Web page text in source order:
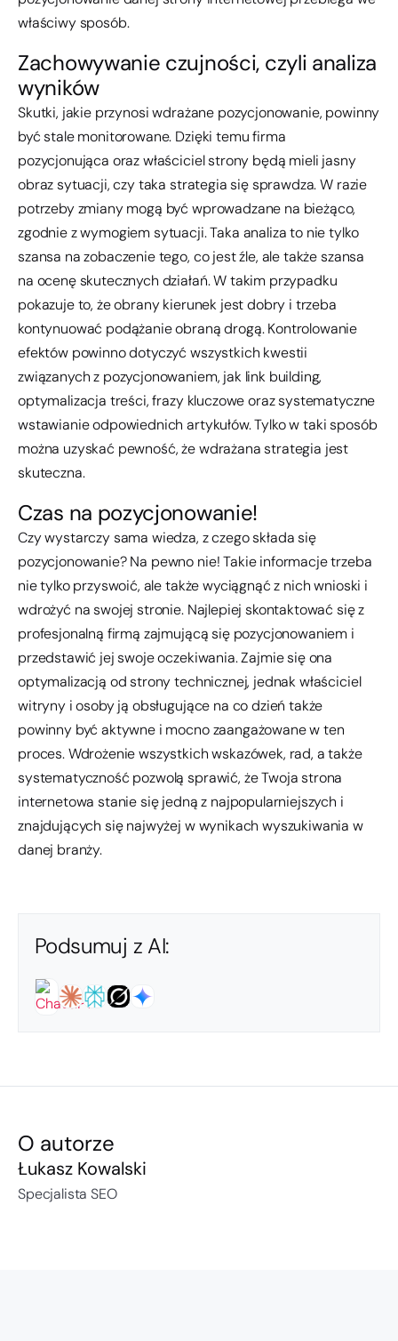
właściwy sposób.
Zachowywanie czujności, czyli analiza
wyników
Skutki, jakie przynosi wdrażane pozycjonowanie, powinny
być stale monitorowane. Dzięki temu firma
pozycjonująca oraz właściciel strony będą mieli jasny
obraz sytuacji, czy taka strategia się sprawdza. W razie
potrzeby zmiany mogą być wprowadzane na bieżąco,
zgodnie z wymogiem sytuacji. Taka analiza to nie tylko
szansa na zobaczenie tego, co jest źle, ale także szansa
na ocenę skutecznych działań. W takim przypadku
pokazuje to, że obrany kierunek jest dobry i trzeba
kontynuować podążanie obraną drogą. Kontrolowanie
efektów powinno dotyczyć wszystkich kwestii
związanych z pozycjonowaniem, jak link building,
optymalizacja treści, frazy kluczowe oraz systematyczne
wstawianie odpowiednich artykułów. Tylko w taki sposób
można uzyskać pewność, że wdrażana strategia jest
skuteczna.
Czas na pozycjonowanie!
Czy wystarczy sama wiedza, z czego składa się
pozycjonowanie? Na pewno nie! Takie informacje trzeba
nie tylko przyswoić, ale także wyciągnąć z nich wnioski i
wdrożyć na swojej stronie. Najlepiej skontaktować się z
profesjonalną firmą zajmującą się pozycjonowaniem i
przedstawić jej swoje oczekiwania. Zajmie się ona
optymalizacją od strony technicznej, jednak właściciel
witryny i osoby ją obsługujące na co dzień także
powinny być aktywne i mocno zaangażowane w ten
proces. Wdrożenie wszystkich wskazówek, rad, a także
systematyczność pozwolą sprawić, że Twoja strona
internetowa stanie się jedną z najpopularniejszych i
znajdujących się najwyżej w wynikach wyszukiwania w
danej branży.
Podsumuj z AI:
O autorze
Łukasz Kowalski
Specjalista SEO